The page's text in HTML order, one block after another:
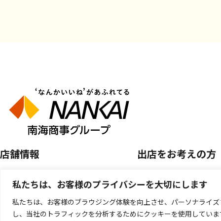
私たちは、お客様のプライバシーを大切にします
私たちは、お客様のブラウジング体験を向上させ、パーソナライ
し、当社のトラフィックを分析するためにクッキーを使用してい
店舗情報
店舗を探す
開催中のPOP UP SHOP
出店をお考えの方
空き区画のご案内
催事店舗出店のご案
キッチンカー出店の